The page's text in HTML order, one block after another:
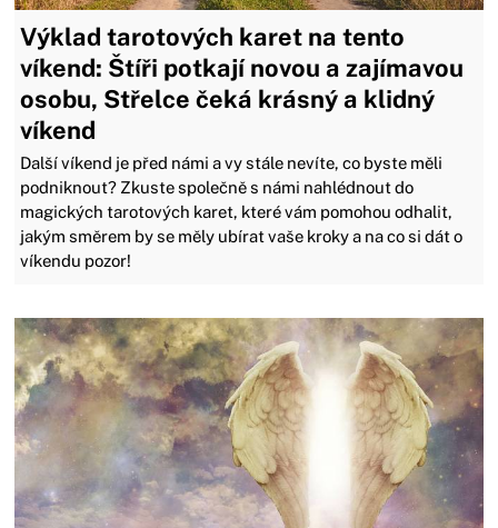
Výklad tarotových karet na tento
víkend: Štíři potkají novou a zajímavou
osobu, Střelce čeká krásný a klidný
víkend
Další víkend je před námi a vy stále nevíte, co byste měli
podniknout? Zkuste společně s námi nahlédnout do
magických tarotových karet, které vám pomohou odhalit,
jakým směrem by se měly ubírat vaše kroky a na co si dát o
víkendu pozor!